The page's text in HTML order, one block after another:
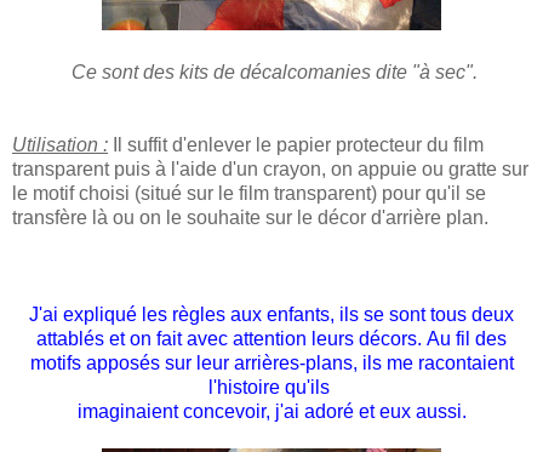
Ce sont des kits de décalcomanies dite "àsec".
Utilisation :
suffit d'enlever le papier protecteur du film
transparent puis à l'aide d'un crayon, on appuie ou gratte sur
le motif choisi (situé sur le film transparent) pour qu'il se
transfère là ou on le souhaite sur le décor d'arrière plan.
J'ai expliqué les règles aux enfants, ils se sont tous deux
attablés et on fait avec attention leurs décors. Au fil des
motifs apposéssur leur arrières-plans, ils me racontaient
l'histoire qu'ils
imaginaient concevoir, j'ai adoré et eux aussi.